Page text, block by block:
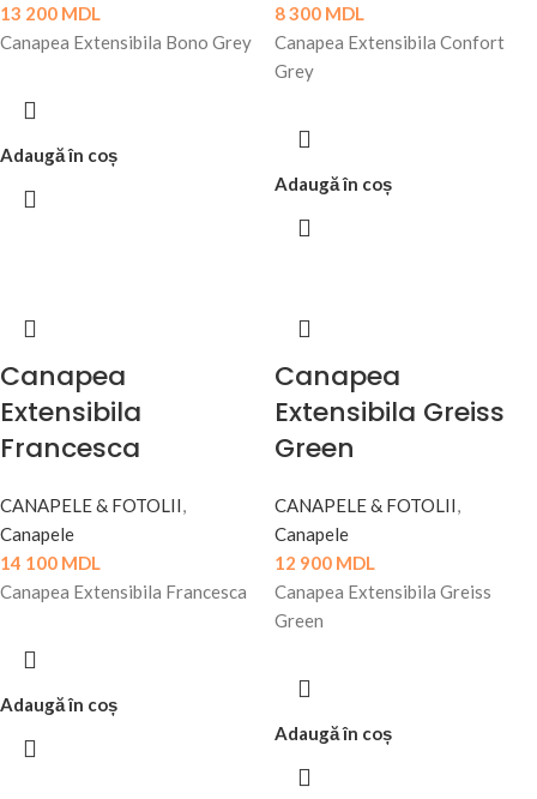
13 200 MDL
Canapea Extensibila Bono Grey
Adaugă în coș
8 300 MDL
Canapea Extensibila Confort
Grey
Adaugă în coș
Canapea
Extensibila
Francesca
CANAPELE & FOTOLII,
Canapele
14 100 MDL
Canapea Extensibila Francesca
Adaugă în coș
Canapea
Extensibila Greiss
Green
CANAPELE & FOTOLII,
Canapele
12 900 MDL
Canapea Extensibila Greiss
Green
Adaugă în coș